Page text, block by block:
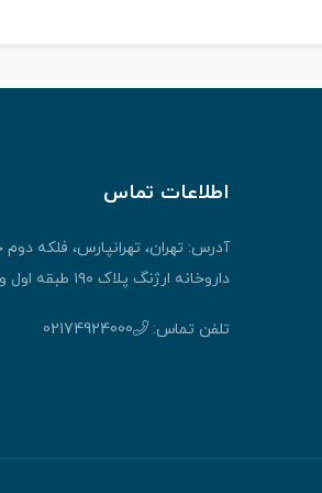
اطلاعات تماس
آدرس: تهران، تهرانپارس، فلکه
داروخانه ارژنگ پلاک ۱۹۰ طبقه اول واحد ۱
تلفن تماس: 02174924000